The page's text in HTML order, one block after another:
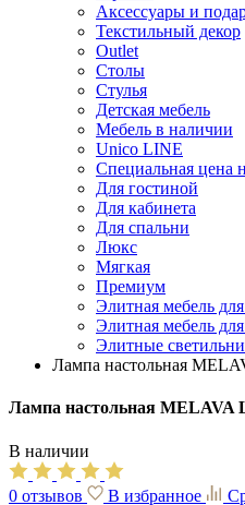
Аксессуары и
Текстильный декор
Outlet
Столы
Стулья
Детская мебель
Мебель в наличии
Unico LINE
Специальная цена
Для гостиной
Для кабинета
Для спальни
Люкс
Мягкая
Премиум
Элитная мебель
Элитная мебель
Элитные
Лампа настольная
Лампа настольная MELAVA
В наличии
0 отзывов В избранное